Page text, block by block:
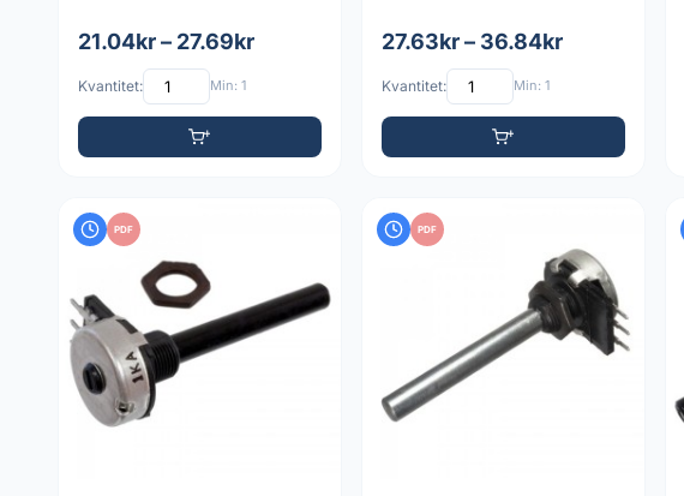
21.04kr – 27.69kr
Kvantitet: Min: 1
27.63kr – 36.84kr
Kvantitet: Min: 1
PDF PDF